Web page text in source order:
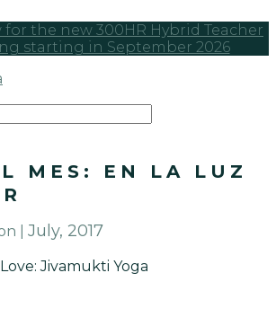
the new 300HR Hybrid Teacher
starting in September 2026
MES: EN LA LUZ
| July, 2017